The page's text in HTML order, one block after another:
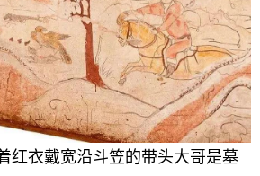
衣戴宽沿斗笠的带头大哥是墓